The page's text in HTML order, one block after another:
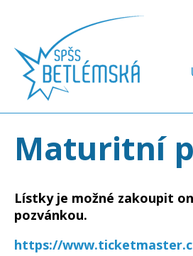
Maturitní
Lístky je možné zakoupit
pozvánkou.
https://